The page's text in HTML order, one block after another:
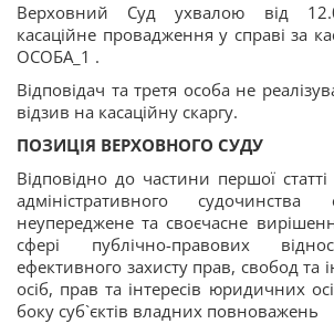
Верховний Суд ухвалою від
касаційне провадження у справі за
ОСОБА_1 .
Відповідач та третя особа не
відзив на касаційну скаргу.
ПОЗИЦІЯ ВЕРХОВНОГО СУДУ
Відповідно до частини першої статті
адміністративного
неупереджене та своєчасне
сфері публічно-правових
ефективного захисту прав, свобод та
осіб, прав та інтересів юридичних
боку суб`єктів владних повноважень